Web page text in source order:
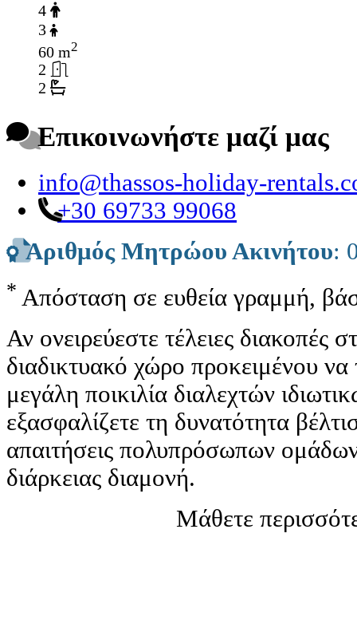
4
3
60 m2
2
2
Επικοινωνήστε μαζί μας
info@thassos-holiday-
+30 69733 99068
Αριθμός Μητρώου Ακινήτου:
* Απόσταση σε ευθεία γραμμή,
Αν ονειρεύεστε τέλειες
διαδικτυακό χώρο προκειμένου
μεγάλη ποικιλία διαλεχτών
εξασφαλίζετε τη δυνατότητα
απαιτήσεις πολυπρόσωπων
διάρκειας διαμονή.
Μάθετε